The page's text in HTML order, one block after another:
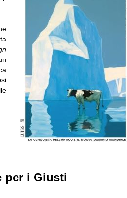
per i Giusti